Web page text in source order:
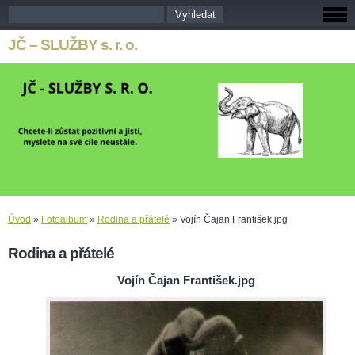
JČ – SLUŽBY s. r. o.
Úvod » Fotoalbum » Rodina a přátelé » Vojín Čajan František.jpg
Rodina a přátelé
Vojín Čajan František.jpg